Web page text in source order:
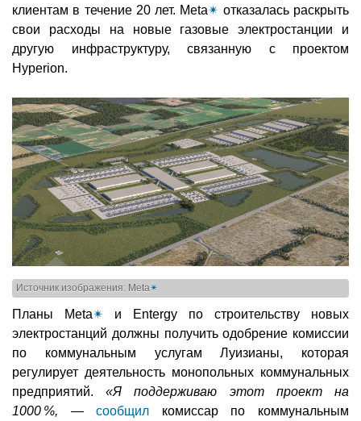
клиентам в течение 20 лет. Meta✴ отказалась раскрыть
свои расходы на новые газовые электростанции и
другую инфраструктуру, связанную с проектом
Hyperion.
Источник изображения: Meta✴
Планы Meta✴ и Entergy по строительству новых
электростанций должны получить одобрение комиссии
по коммунальным услугам Луизианы, которая
регулирует деятельность монопольных коммунальных
предприятий.«Я поддерживаю этот проект на
1000 %, —сообщил комиссар по коммунальным